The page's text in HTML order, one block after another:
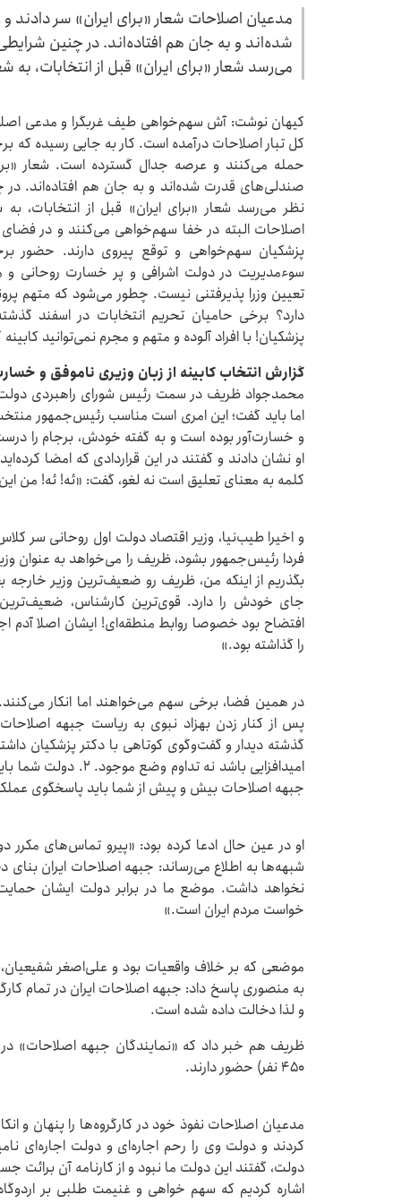
مدعیان اصلاحات شعار «برای ایران» سر
شده‌اند و به جان هم افتاده‌اند. در چنین
می‌رسد شعار «برای ایران» قبل از انتخابات، به
کیهان نوشت: آش سهم‌خواهی طیف غربگرا و مدعی
کل تبار اصلاحات درآمده است. کار به جایی رسیده که
حمله می‌کنند و عرصه جدال گسترده است. شعار
صندلی‌های قدرت شده‌اند و به جان هم افتاده‌اند.
نظر می‌رسد شعار «برای ایران» قبل از انتخابات،
اصلاحات البته در خفا سهم‌خواهی می‌کنند و در
سوءمدیریت در دولت اشرافی و پر خسارت روحانی و
تعیین وزرا پذیرفتنی نیست. چطور می‌شود که متهم
دارد؟ برخی حامیان تحریم انتخابات در اسفند
پزشکیان! با افراد آلوده و متهم و مجرم نمی‌توانید
گزارش انتخاب کابینه از زبان وزیری ناموفق و
محمدجواد ظریف در سمت رئیس شورای راهبردی دولت
‌اما باید گفت؛ این امری است مناسب رئیس‌جمهور
و خسارت‌آور بوده است و به گفته خودش، برجام را
کلمه به معنای تعلیق است نه لغو، گفت: «ئه! ئه! من این
و اخیرا طیب‌نیا، وزیر اقتصاد دولت اول روحانی سر
فردا رئیس‌جمهور بشود، ظریف را می‌خواهد به عنوان
بگذریم از اینکه من، ظریف رو ضعیف‌ترین وزیر
جای خودش را دارد. قوی‌ترین کارشناس،
افتضاح بود خصوصا روابط منطقه‌ای! ایشان اصلا
را گذاشته بود.»
در همین فضا، برخی سهم می‌خواهند اما انکار
پس از کنار زدن بهزاد نبوی به ریاست جبهه اصلاحات
جبهه اصلاحات بیش و پیش از شما باید پاسخگوی
او در عین حال ادعا کرده بود: «پیرو تماس‌های
موضعی که بر خلاف واقعیات بود و علی‌اصغر شفیعیان،
به منصوری پاسخ داد: جبهه اصلاحات ایران در تمام
و لذا دخالت داده شده است.
ظریف هم خبر داد که «نمایندگان جبهه اصلاحات»
450 نفر) حضور دارند.
مدعیان اصلاحات نفوذ خود در کارگروه‌ها را پنهان و
کردند و دولت وی را رحم اجاره‌ای و دولت اجاره‌ای
دولت، گفتند این دولت ما نبود و از کارنامه آن برائت